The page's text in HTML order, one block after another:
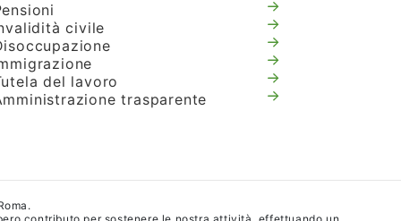
civile
del lavoro
trasparente